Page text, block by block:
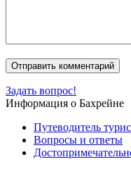
Задать вопрос!
Информация о Бахрейне
Путеводитель
Вопросы и ответы